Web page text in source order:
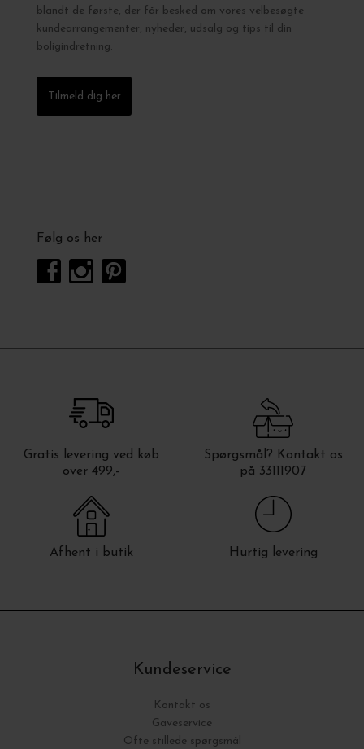
blandt de første, der får besked om vores velbesøgte
kundearrangementer, nyheder, udsalg og tips til din
boligindretning.
Tilmeld dig her
Følg os her
Gratis levering ved køb
over 499,-
Spørgsmål? Kontakt os
på 33111907
Afhent i butik Hurtig levering
Kundeservice
Kontakt os
Gaveservice
Ofte stillede spørgsmål